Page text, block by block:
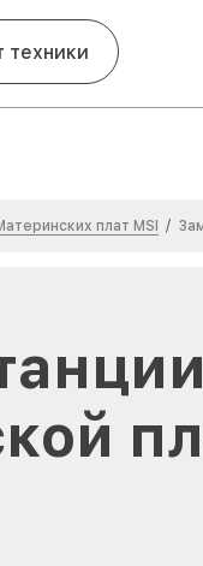
техники
плат MSI /